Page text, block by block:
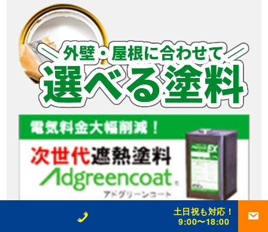
土日祝も対応！
9:00〜18:00